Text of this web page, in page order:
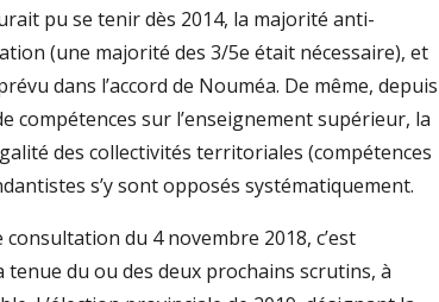
pu se tenir dès 2014, la majorité anti-
(une majorité des 3/5e était nécessaire), et
dans l’accord de Nouméa. De même, depuis
compétences sur l’enseignement supérieur, la
des collectivités territoriales (compétences
s’y sont opposés systématiquement.
du 4 novembre 2018, c’est
du ou des deux prochains scrutins, à